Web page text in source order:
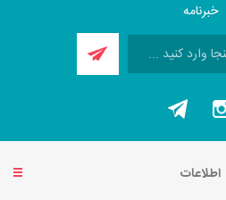
خبرنامه
اطلاعات